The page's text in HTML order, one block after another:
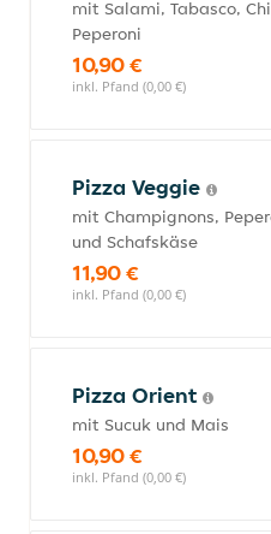
mit Salami, Tabasco,
Peperoni
10,90 €
inkl. Pfand (0,00 €)
Pizza Veggie
mit Champignons,
und Schafskäse
11,90 €
inkl. Pfand (0,00 €)
Pizza Orient
mit Sucuk und Mais
10,90 €
inkl. Pfand (0,00 €)